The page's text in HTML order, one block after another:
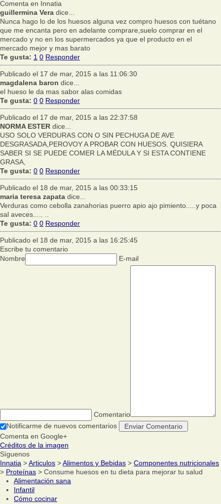
Comenta en Innatia
guillermina Vera dice...
Nunca hago lo de los huesos alguna vez compro huesos con tuétano
que me encanta pero en adelante comprare,suelo comprar en el
mercado y no en los supermercados ya que el producto en el
mercado mejor y mas barato
Te gusta: 1 0 Responder
Publicado el 17 de mar, 2015 a las 11:06:30
magdalena baron dice...
el hueso le da mas sabor alas comidas
Te gusta: 0 0 Responder
Publicado el 17 de mar, 2015 a las 22:37:58
NORMA ESTER dice...
USO SOLO VERDURAS CON O SIN PECHUGA DE AVE
DESGRASADA,PEROVOY A PROBAR CON HUESOS. QUISIERA
SABER SI SE PUEDE COMER LA MÉDULA Y SI ESTA CONTIENE
GRASA,
Te gusta: 0 0 Responder
Publicado el 18 de mar, 2015 a las 00:33:15
maria teresa zapata dice...
Verduras como cebolla zanahorias puerro apio ajo pimiento.....y poca
sal aveces..... ..
Te gusta: 0 0 Responder
Publicado el 18 de mar, 2015 a las 16:25:45
Escribe tu comentario
Nombre
E-mail
Comentario
Notificarme de nuevos comentarios
Comenta en Google+
Créditos de la imagen
Síguenos
Innatia >Articulos >Alimentos y Bebidas > Componentes nutricionales
> Proteínas > Consume huesos en tu dieta para mejorar tu salud
Alimentación sana
Infantil
Cómo cocinar